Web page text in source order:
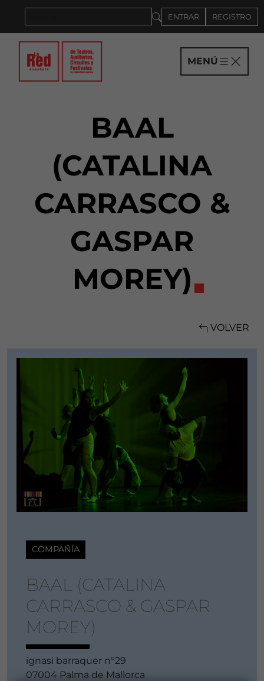
ENTRAR REGISTRO
MENÚ
BAAL
(CATALINA
CARRASCO &
GASPAR
MOREY)
VOLVER
COMPAÑÍA
BAAL (CATALINA
CARRASCO & GASPAR
MOREY)
ignasi barraquer nº29
07004 Palma de Mallorca